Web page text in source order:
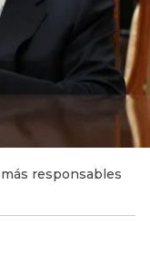
responsables